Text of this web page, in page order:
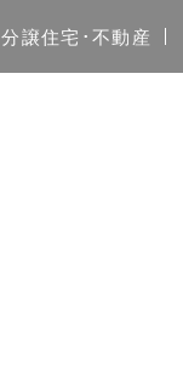
分譲住宅･不動産